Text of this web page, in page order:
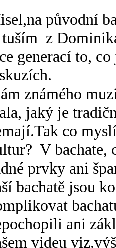
původní
z
generací to,
známého
jaký je
co
V bachate,
prvky ani
bachatě jsou
ani
videu